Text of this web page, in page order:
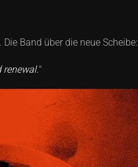
Band über die neue Scheibe:
"